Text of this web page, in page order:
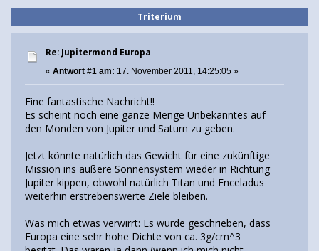
Triterium
Re: Jupitermond Europa
« Antwort #1 am: 17. November 2011, 14:25:05 »
Eine fantastische Nachricht!!
Es scheint noch eine ganze Menge Unbekanntes auf
den Monden von Jupiter und Saturn zu geben.
Jetzt könnte natürlich das Gewicht für eine zukünftige
Mission ins äußere Sonnensystem wieder in Richtung
Jupiter kippen, obwohl natürlich Titan und Enceladus
weiterhin erstrebenswerte Ziele bleiben.
Was mich etwas verwirrt: Es wurde geschrieben, dass
Europa eine sehr hohe Dichte von ca. 3g/cm^3